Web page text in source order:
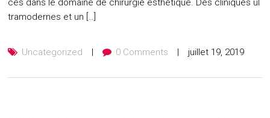
cès dans le domaine de chirurgie esthétique. Des cliniques ul
tramodernes et un […]
Uncategorized 0 Comments juillet 19, 2019